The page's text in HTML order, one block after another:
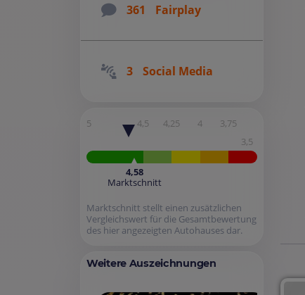
361 Fairplay
3 Social Media
5 4,5 4,25 4
3,75
3,5
4,58
Marktschnitt
Marktschnitt stellt einen zusätzlichen
Vergleichswert für die Gesamtbewertung
des hier angezeigten Autohauses dar.
Weitere Auszeichnungen